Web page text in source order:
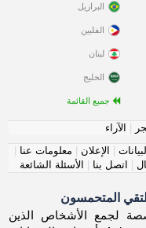
البرازيل
الفلبين
لبنان
الخليج
جميع القائمة
الآراء
الإعلان معلومات عنا
اتصل بنا الأسئلة الشائعة
المتحمسون
لجمع الأشخاص الذين